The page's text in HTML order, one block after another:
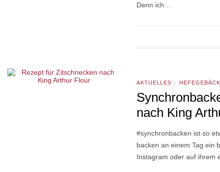
Denn ich…
AKTUELLES / HEFEGEBÄCK
nach King
#synchronbacken ist so
backen an einem Tag ein
Instagram oder auf ihrem